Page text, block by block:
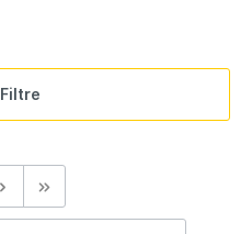
Filtre